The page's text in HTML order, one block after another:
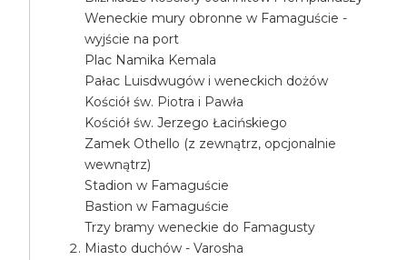
Weneckie mury obronne w Famaguście -
wyjście na port
Plac Namika Kemala
Pałac Luisdwugów i weneckich dożów
Kościół św. Piotra i Pawła
Kościół św. Jerzego Łacińskiego
Zamek Othello (z zewnątrz, opcjonalnie
wewnątrz)
Stadion w Famaguście
Bastion w Famaguście
Trzy bramy weneckie do Famagusty
Miasto duchów - Varosha